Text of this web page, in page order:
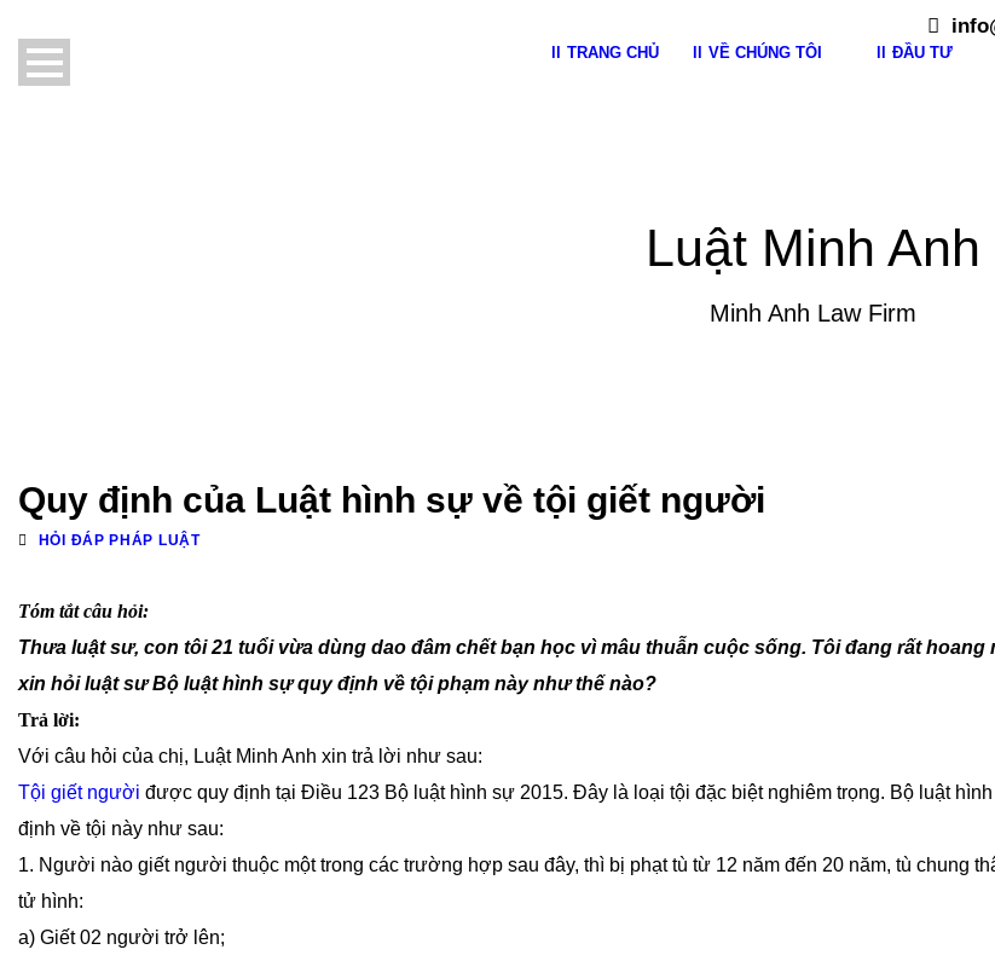
TRANG CHỦ VỀ CHÚNG TÔI ĐẦU TƯ
Luật Minh Anh
Minh Anh Law Firm
Quy định của Luật hình sự về tội giết người
HỎI ĐÁP PHÁP LUẬT
Tóm tắt câu hỏi:
Thưa luật sư, con tôi 21 tuổi vừa dùng dao đâm chết bạn học vì mâu thuẫn cuộc sống. Tôi đang rất hoang
xin hỏi luật sư Bộ luật hình sự quy định về tội phạm này như thế nào?
Trả lời:
Với câu hỏi của chị, Luật Minh Anh xin trả lời như sau:
Tội giết người được quy định tại Điều 123 Bộ luật hình sự 2015. Đây là loại tội đặc biệt nghiêm trọng. Bộ luật
định về tội này như sau:
1. Người nào giết người thuộc một trong các trường hợp sau đây, thì bị phạt tù từ 12 năm đến 20 năm, tù chung
tử hình:
a) Giết 02 người trở lên;